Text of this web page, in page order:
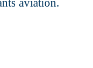
aviation.